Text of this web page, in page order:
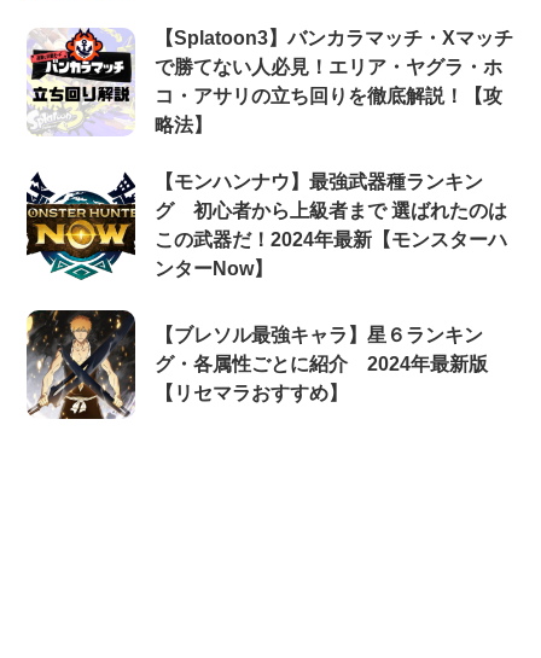
【Splatoon3】バンカラマッチ・Xマッチ
で勝てない人必見！エリア・ヤグラ・ホ
コ・アサリの立ち回りを徹底解説！【攻
略法】
【モンハンナウ】最強武器種ランキン
グ 初心者から上級者まで 選ばれたのは
この武器だ！2024年最新【モンスターハ
ンターNow】
【ブレソル最強キャラ】星６ランキン
グ・各属性ごとに紹介 2024年最新版
【リセマラおすすめ】